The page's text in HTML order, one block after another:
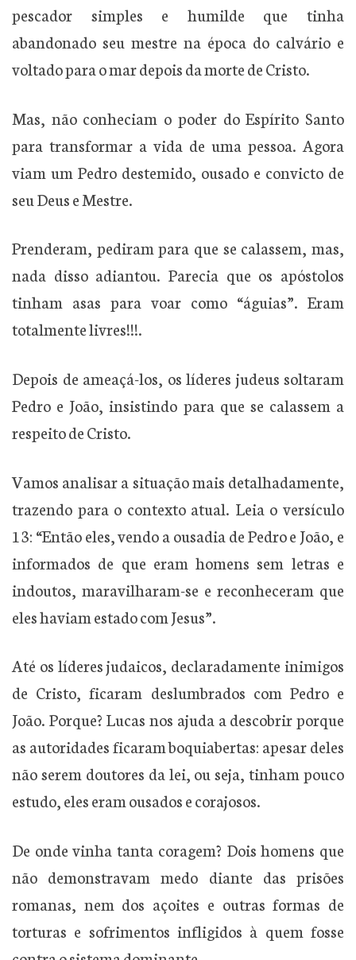
pescador simples e humilde que tinha
abandonado seu mestre na época do calvário e
voltado para o mar depois da morte de Cristo.
Mas, não conheciam o poder do Espírito Santo
para transformar a vida de uma pessoa. Agora
viam um Pedro destemido, ousado e convicto de
seu Deus e Mestre.
Prenderam, pediram para que se calassem, mas,
nada disso adiantou. Parecia que os apóstolos
tinham asas para voar como “águias”. Eram
totalmente livres!!!.
Depois de ameaçá-los, os líderes judeus soltaram
Pedro e João, insistindo para que se calassem a
respeito de Cristo.
Vamos analisar a situação mais detalhadamente,
trazendo para o contexto atual. Leia o versículo
13: “Então eles, vendo a ousadia de Pedro e João, e
informados de que eram homens sem letras e
indoutos, maravilharam-se e reconheceram que
eles haviam estado com Jesus”.
Até os líderes judaicos, declaradamente inimigos
de Cristo, ficaram deslumbrados com Pedro e
João. Porque? Lucas nos ajuda a descobrir porque
as autoridades ficaram boquiabertas: apesar deles
não serem doutores da lei, ou seja, tinham pouco
estudo, eles eram ousados e corajosos.
De onde vinha tanta coragem? Dois homens que
não demonstravam medo diante das prisões
romanas, nem dos açoites e outras formas de
torturas e sofrimentos infligidos à quem fosse